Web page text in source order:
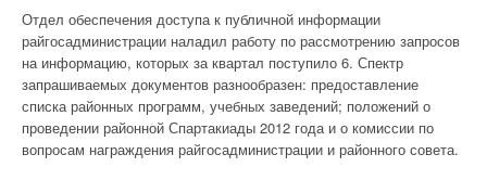
Отдел обеспечения доступа к публичной информации
райгосадминистрации наладил работу по рассмотрению запросов
на информацию, которых за квартал поступило 6. Спектр
запрашиваемых документов разнообразен: предоставление
списка районных программ, учебных заведений; положений о
проведении районной Спартакиады 2012 года и о комиссии по
вопросам награждения райгосадминистрации и районного совета.